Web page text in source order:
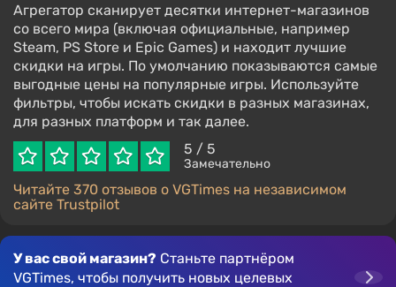
Агрегатор сканирует десятки интернет-магазинов
со всего мира (включая официальные, например
Steam, PS Store и Epic Games) и находит лучшие
скидки на игры. По умолчанию показываются самые
выгодные цены на популярные игры. Используйте
фильтры, чтобы искать скидки в разных магазинах,
для разных платформ и так далее.
5 / 5
Замечательно
Читайте 370 отзывов о VGTimes на независимом
сайте Trustpilot
У вас свой магазин? Станьте партнёром
VGTimes, чтобы получить новых целевых